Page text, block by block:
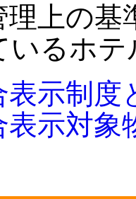
理上の
いるホ
表示制度
表示対象